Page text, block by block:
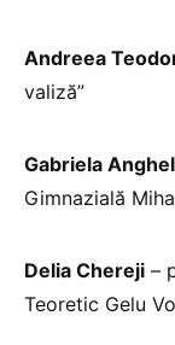
Andreea
valiză”
Gabriela Anghel
Gimnazială
Delia Chereji –
Teoretic Gelu